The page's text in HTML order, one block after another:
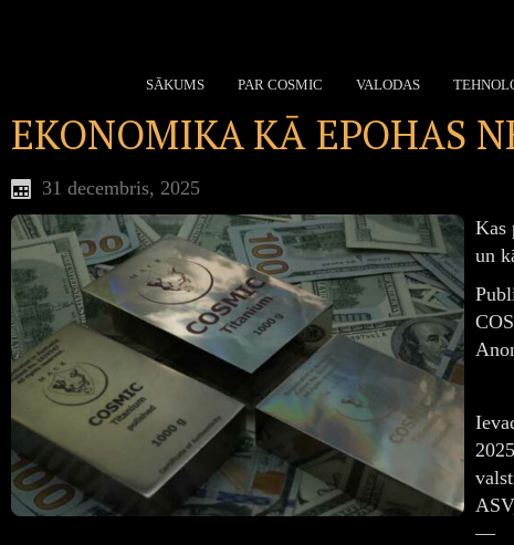
SĀKUMS PAR COSMIC VALODAS
EKONOMIKA KĀ EPOHAS
31 decembris, 2025
Kas
un
—